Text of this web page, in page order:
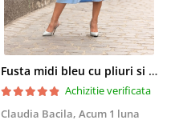
Fusta midi bleu cu pliuri si buzunare
Achizitie verificata
Claudia Bacila, Acum 1 luna